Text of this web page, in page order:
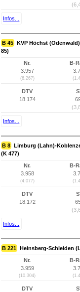
Infos...
B 45 KVP Höchst
85)
Nr.
3.957
(6.267)
B-
DTV
18.174
Infos...
B 8 Limburg (Lahn)-
(K 477)
Nr.
3.958
(4.077)
B-
DTV
18.172
Infos...
B 221 Heinsberg-Schleiden
Nr.
3.959
(10.304)
B-
DTV